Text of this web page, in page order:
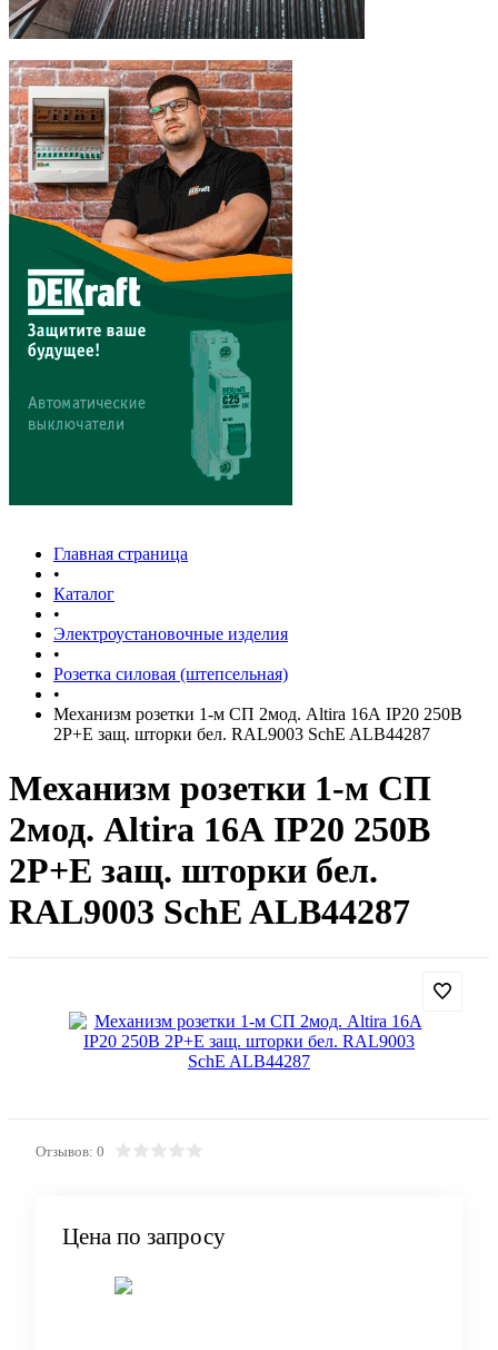
Главная страница
•
Каталог
•
Электроустановочные изделия
•
Розетка силовая (штепсельная)
•
Механизм розетки 1-м СП 2мод. Altira 16А IP20 250В
2P+E защ. шторки бел. RAL9003 SchE ALB44287
Механизм розетки 1-м СП
2мод. Altira 16А IP20 250В
2P+E защ. шторки бел.
RAL9003 SchE ALB44287
Отзывов: 0
Цена по запросу